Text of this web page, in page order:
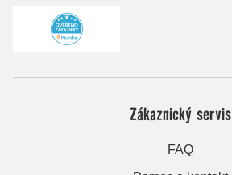
Zákaznický servis
FAQ